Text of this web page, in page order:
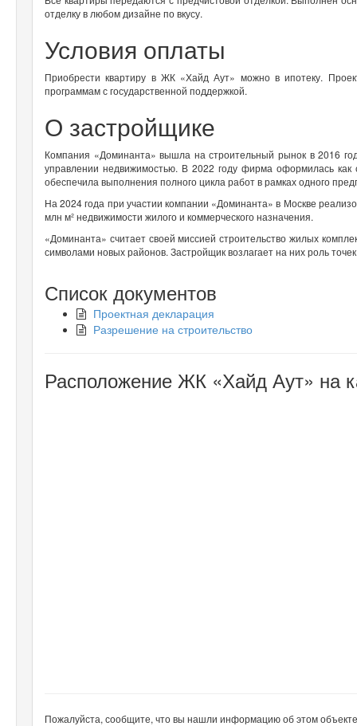
отделку в любом дизайне по вкусу.
Условия оплаты
Приобрести квартиру в ЖК «Хайд Аут» можно в ипотеку.
программам с государственной поддержкой.
О застройщике
Компания «Доминанта» вышла на строительный рынок в 2016
управлении недвижимостью. В 2022 году фирма оформилась
обеспечила выполнения полного цикла работ в рамках одного
На 2024 года при участии компании «Доминанта» в Москве
млн м² недвижимости жилого и коммерческого назначения.
«Доминанта» считает своей миссией строительство жилых
символами новых районов. Застройщик возлагает на них роль
Список документов
Проектная декларация
Разрешение на строительство
Расположение ЖК «Хайд Аут» на
Пожалуйста, сообщите, что вы нашли информацию об этом